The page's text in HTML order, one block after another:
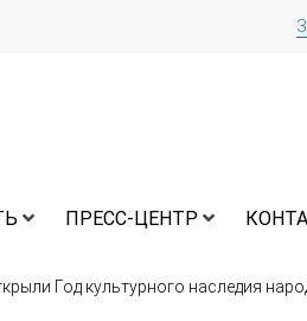
ПРЕСС-ЦЕНТР
Год культурного наследия